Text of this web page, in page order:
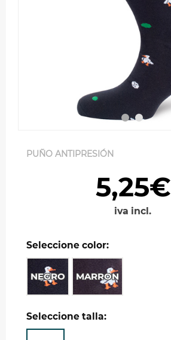
PUÑO ANTIPRESIÓN
5,25€
iva incl.
Seleccione color:
NEGRO MARRON
Seleccione talla: